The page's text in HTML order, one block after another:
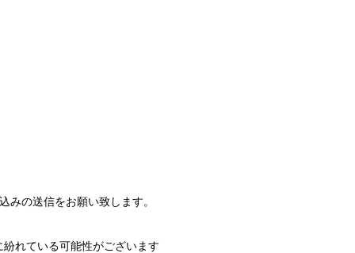
の送信をお願い致します。
れている可能性がございます